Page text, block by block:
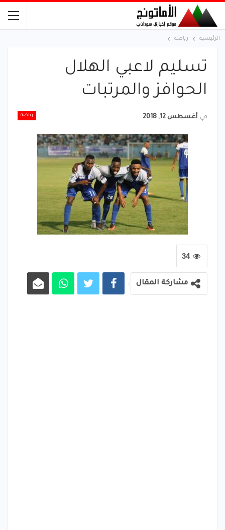
الرئيسية رياضة
تسليم لاعبي الهلال
الحوافز والمرتبات
رياضة في أغسطس 12, 2018
34
مشاركة المقال